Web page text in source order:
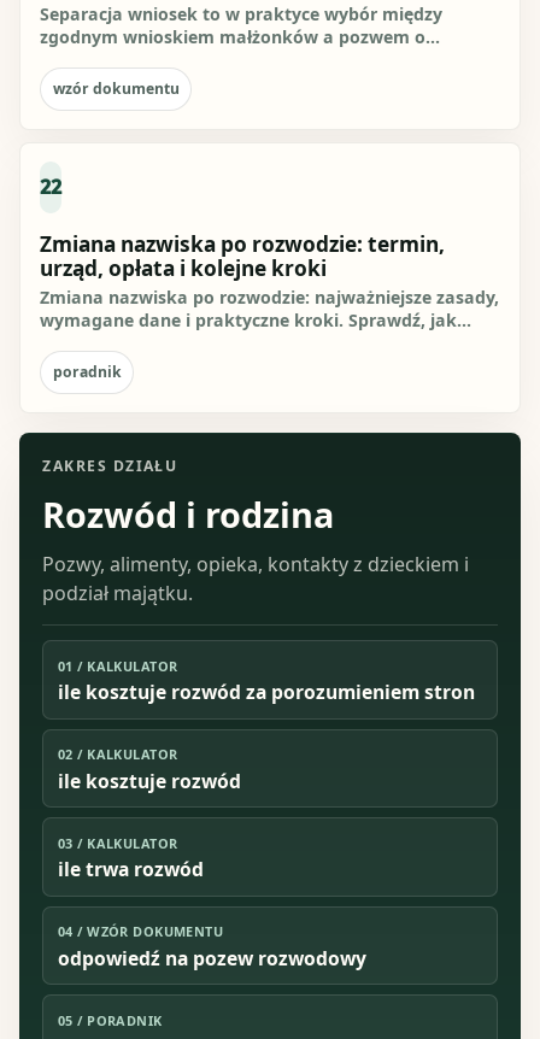
Separacja wniosek to w praktyce wybór między
zgodnym wnioskiem małżonków a pozwem o
wzór dokumentu
22
Zmiana nazwiska po rozwodzie: termin,
urząd, opłata i kolejne kroki
Zmiana nazwiska po rozwodzie: najważniejsze zasady,
wymagane dane i praktyczne kroki. Sprawdź, jak
poradnik
ZAKRES DZIAŁU
Rozwód i rodzina
Pozwy, alimenty, opieka, kontakty z dzieckiem i
podział majątku.
01 / KALKULATOR
ile kosztuje rozwód za porozumieniem stron
02 / KALKULATOR
ile kosztuje rozwód
03 / KALKULATOR
ile trwa rozwód
04 /WZÓR DOKUMENTU
odpowiedź na pozew rozwodowy
05 / PORADNIK